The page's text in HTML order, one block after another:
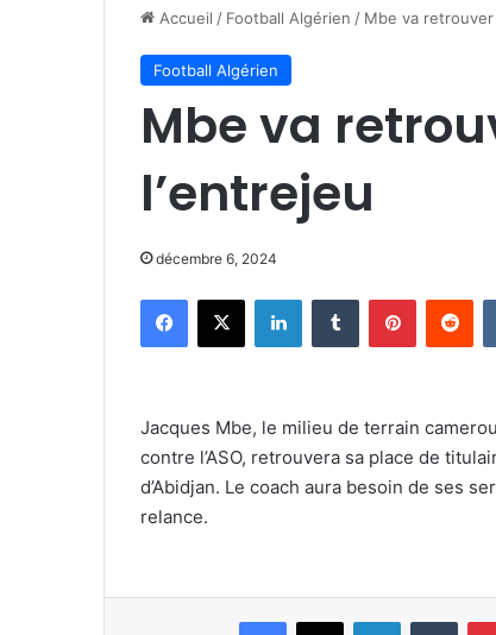
Accueil / Football Algérien / Mbe va retrouver
Football Algérien
Mbe va
l’entrejeu
décembre 6, 2024
Facebook
X LinkedinTumblr Pinterest
Jacques Mbe, le milieu de terrain
contre l’ASO, retrouvera sa place de
d’Abidjan. Le coach aura besoin de ses
relance.
Facebook
X Linkedin